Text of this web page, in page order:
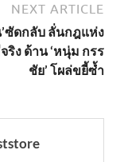
NEXT ARTICLE
’ซัดกลับ ลั่นกฎแห่ง
ริง ด้าน ‘หนุ่ม กรร
ชัย’ โผล่ขยี้ซ้ำ